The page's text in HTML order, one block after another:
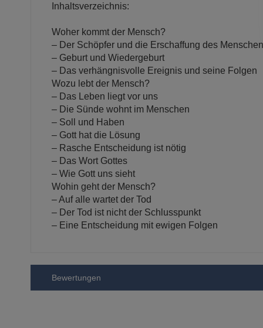
Inhaltsverzeichnis:
Woher kommt der Mensch?
– Der Schöpfer und die Erschaffung des Menschen
– Geburt und Wiedergeburt
– Das verhängnisvolle Ereignis und seine Folgen
Wozu lebt der Mensch?
– Das Leben liegt vor uns
– Die Sünde wohnt im Menschen
– Soll und Haben
– Gott hat die Lösung
– Rasche Entscheidung ist nötig
– Das Wort Gottes
– Wie Gott uns sieht
Wohin geht der Mensch?
– Auf alle wartet der Tod
– Der Tod ist nicht der Schlusspunkt
– Eine Entscheidung mit ewigen Folgen
Bewertungen